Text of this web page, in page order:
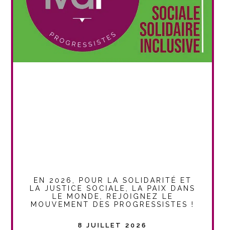
EN 2026, POUR LA SOLIDARITÉ ET
LA JUSTICE SOCIALE, LA PAIX DANS
LE MONDE, REJOIGNEZ LE
MOUVEMENT DES PROGRESSISTES !
8 JUILLET 2026